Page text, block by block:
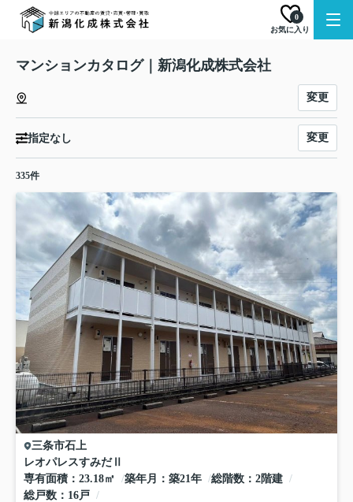
お気に入り
0
マンションカタログ｜新潟化成株式会社
変更
指定なし 変更
335件
三条市石上
レオパレスすみだⅡ
専有面積
23.18㎡ 築年月 築21年 総階数
2階建
総戸数
16戸